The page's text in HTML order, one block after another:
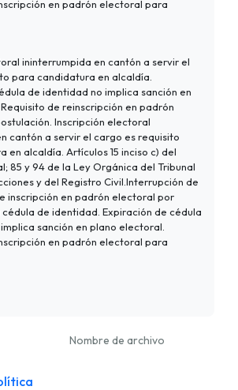
en padrón electoral para
ininterrumpida en cantón a servir el
para candidatura en alcaldía.
de identidad no implica sanción en
de reinscripción en padrón
Inscripción electoral
cantón a servir el cargo es requisito
en alcaldía. Artículos 15 inciso c) del
85 y 94 de la Ley Orgánica del Tribunal
y del Registro Civil.Interrupción de
inscripción en padrón electoral por
de identidad. Expiración de cédula
sanción en plano electoral.
en padrón electoral para
Nombre de archivo